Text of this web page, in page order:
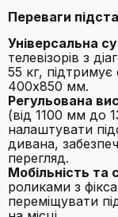
Переваги
Універсальна
телевізорів з
55 кг,
400x850 мм.
Регульована
(від 1100 мм до
налаштувати
дивана,
перегляд.
Мобільність та
роликами з
переміщувати